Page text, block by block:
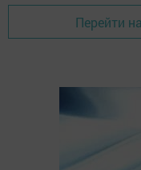
Перейти